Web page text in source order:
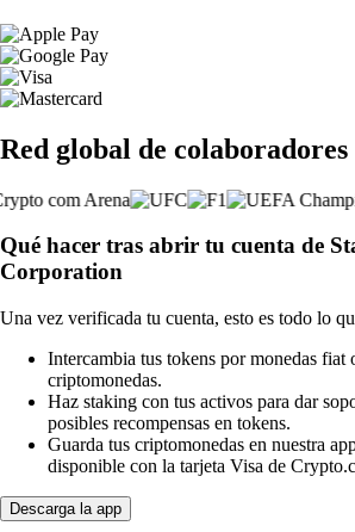
Red global de colaboradores
Qué hacer tras abrir tu cuenta de
Corporation
Una vez verificada tu cuenta, esto es todo lo
Intercambia tus tokens por monedas fiat
criptomonedas.
Haz staking con tus activos para dar
posibles recompensas en tokens.
Guarda tus criptomonedas en nuestra
disponible con la tarjeta Visa de
Descarga la app